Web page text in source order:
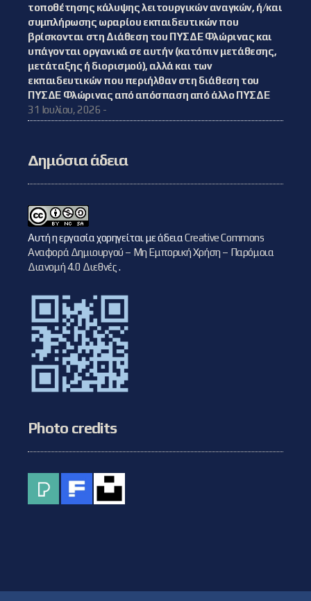
τοποθέτησης κάλυψης λειτουργικών αναγκών, ή/και
συμπλήρωσης ωραρίου εκπαιδευτικών που
βρίσκονται στη Διάθεση του ΠΥΣΔΕ Φλώρινας και
υπάγονται οργανικά σε αυτήν (κατόπιν μετάθεσης,
μετάταξης ή διορισμού), αλλά και των
εκπαιδευτικών που περιήλθαν στη διάθεση του
ΠΥΣΔΕ Φλώρινας από απόσπαση από άλλο ΠΥΣΔΕ
31 Ιουλίου, 2026 -
Δημόσια άδεια
Αυτή η εργασία χορηγείται με άδειαCreative Commons
Αναφορά Δημιουργού – Μη Εμπορική Χρήση – Παρόμοια
Διανομή 4.0 Διεθνές.
Photo credits